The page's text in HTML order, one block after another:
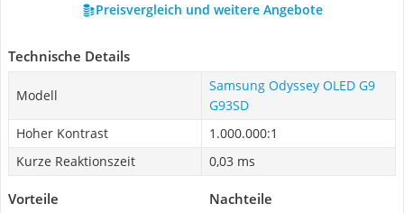
Preisvergleich und weitere Angebote
Technische Details
Modell
Samsung Odyssey OLED G9
G93SD
Hoher Kontrast
1.000.000:1
Kurze Reaktionszeit
0,03 ms
Vorteile Nachteile